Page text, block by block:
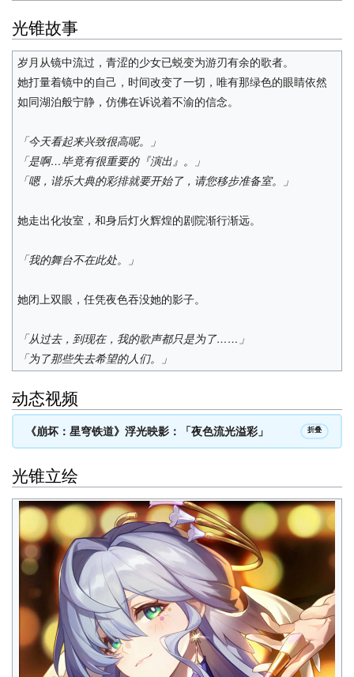
光锥故事
岁月从镜中流过，青涩的少女已蜕变为游刃有余的歌者。
她打量着镜中的自己，时间改变了一切，唯有那绿色的眼睛依然
如同湖泊般宁静，仿佛在诉说着不渝的信念。
「今天看起来兴致很高呢。」
「是啊…毕竟有很重要的『演出』。」
「嗯，谐乐大典的彩排就要开始了，请您移步准备室。」
她走出化妆室，和身后灯火辉煌的剧院渐行渐远。
「我的舞台不在此处。」
她闭上双眼，任凭夜色吞没她的影子。
「从过去，到现在，我的歌声都只是为了……」
「为了那些失去希望的人们。」
动态视频
《崩坏：星穹铁道》浮光映影：「夜色流光溢彩」 折叠
光锥立绘